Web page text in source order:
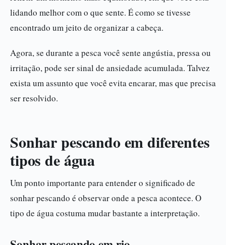
lidando melhor com o que sente. É como se tivesse
encontrado um jeito de organizar a cabeça.
Agora, se durante a pesca você sente angústia, pressa ou
irritação, pode ser sinal de ansiedade acumulada. Talvez
exista um assunto que você evita encarar, mas que precisa
ser resolvido.
Sonhar pescando em diferentes
tipos de água
Um ponto importante para entender o significado de
sonhar pescando é observar onde a pesca acontece. O
tipo de água costuma mudar bastante a interpretação.